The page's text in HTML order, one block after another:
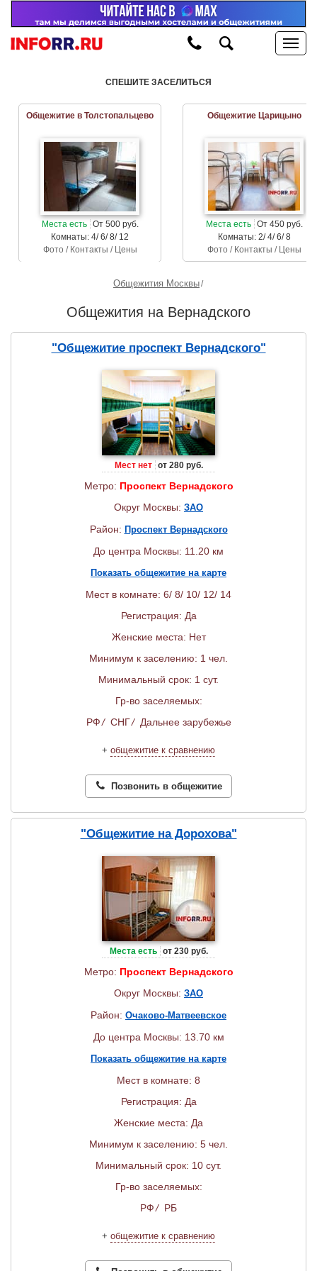
СПЕШИТЕ ЗАСЕЛИТЬСЯ
Общежитие в Толстопальцево
Места есть От 500 руб.
Комнаты: 4/ 6/ 8/ 12
Фото / Контакты / Цены
Общежитие Царицыно
Места есть От 450 руб.
Комнаты: 2/ 4/ 6/ 8
Фото / Контакты / Цены
Общежития Москвы
Общежития на Вернадского
"Общежитие проспект Вернадского"
Мест нет от 280 руб.
Метро: Проспект Вернадского
Округ Москвы: ЗАО
Район: Проспект Вернадского
До центра Москвы: 11.20 км
Показать общежитие на карте
Мест в комнате: 6/ 8/ 10/ 12/ 14
Регистрация: Да
Женские места: Нет
Минимум к заселению: 1 чел.
Минимальный срок: 1 сут.
Гр-во заселяемых:
РФ/ СНГ/ Дальнее зарубежье
+ общежитие к сравнению
Позвонить в общежитие
"Общежитие на Дорохова"
Места есть от 230 руб.
Метро: Проспект Вернадского
Округ Москвы: ЗАО
Район: Очаково-Матвеевское
До центра Москвы: 13.70 км
Показать общежитие на карте
Мест в комнате: 8
Регистрация: Да
Женские места: Да
Минимум к заселению: 5 чел.
Минимальный срок: 10 сут.
Гр-во заселяемых:
РФ/ РБ
+ общежитие к сравнению